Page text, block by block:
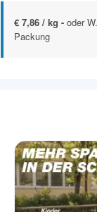
€ 7,86 / kg - oder
Packung